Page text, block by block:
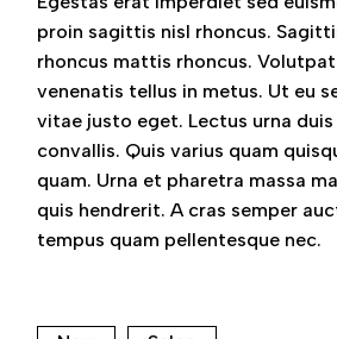
proin sagittis nisl rhoncus.
rhoncus mattis rhoncus.
venenatis tellus in metus. Ut eu
vitae justo eget. Lectus urna
convallis. Quis varius quam
quam. Urna et pharetra massa
quis hendrerit. A cras semper
tempus quam pellentesque nec.